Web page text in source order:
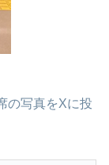
の写真をXに投